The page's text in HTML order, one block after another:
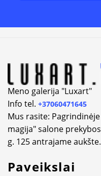
Meno galerija "Luxart"
Info tel. +37060471645
Mus rasite:
magija" salone
g. 125 antrajame aukšte.
Paveikslai